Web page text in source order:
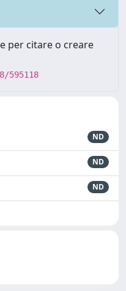
per citare o creare
595118
ND
ND
ND